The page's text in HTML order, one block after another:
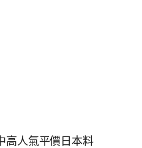
高人氣平價日本料